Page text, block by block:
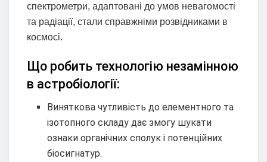
спектрометри, адаптовані до умов невагомості
та радіації, стали справжніми розвідниками в
космосі.
Що робить технологію незамінною
в астробіології:
Виняткова чутливість до елементного та
ізотопного складу дає змогу шукати
ознаки органічних сполук і потенційних
біосигнатур.